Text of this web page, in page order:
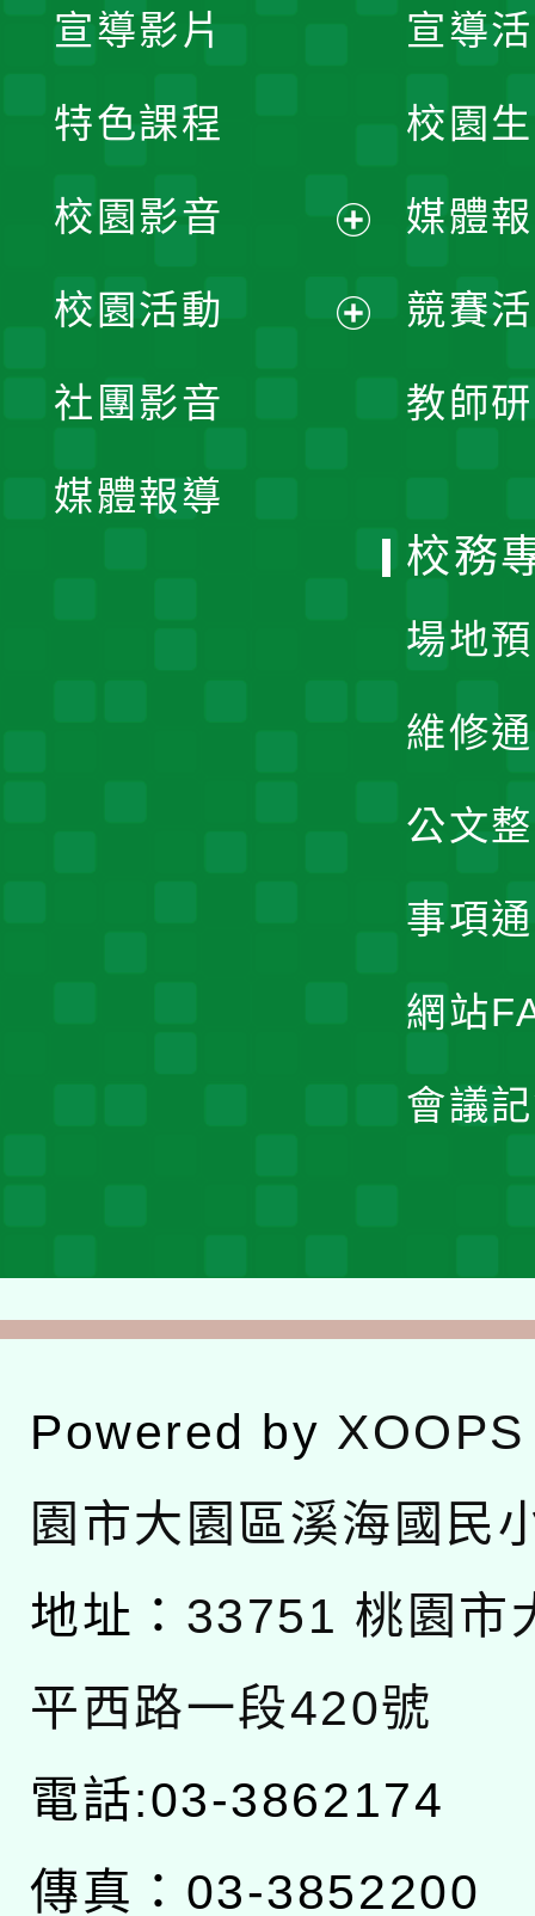
宣導
校園
媒體
競賽
教師
宣導影片
特色課程
校園影音
開
校園活動
社團影音
媒體報導
校務
場地
維修
公文
事項
網站
會議
Powered by XOOPS
園市大園區溪海國民
地址： 33751 桃園市
平西路一段420號
電話:03-3862174
傳真：03-3852200